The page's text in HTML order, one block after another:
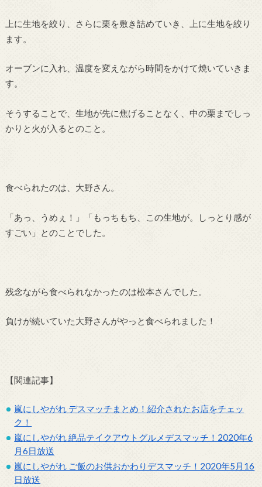
上に生地を絞り、さらに栗を敷き詰めていき、上に生地を絞り
ます。
オーブンに入れ、温度を変えながら時間をかけて焼いていきま
す。
そうすることで、生地が先に焦げることなく、中の栗までしっ
かりと火が入るとのこと。
食べられたのは、大野さん。
「あっ、うめぇ！」「もっちもち、この生地が。しっとり感が
すごい」とのことでした。
残念ながら食べられなかったのは松本さんでした。
負けが続いていた大野さんがやっと食べられました！
【関連記事】
嵐にしやがれ デスマッチまとめ！紹介されたお店をチェッ
ク！
嵐にしやがれ 絶品テイクアウトグルメデスマッチ！2020年6
月6日放送
嵐にしやがれ ご飯のお供おかわりデスマッチ！2020年5月16
日放送